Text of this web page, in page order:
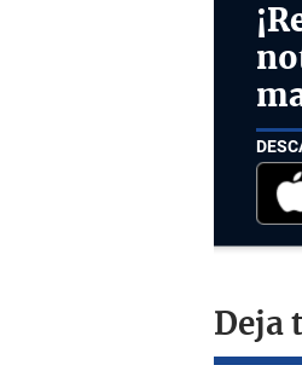
Deja